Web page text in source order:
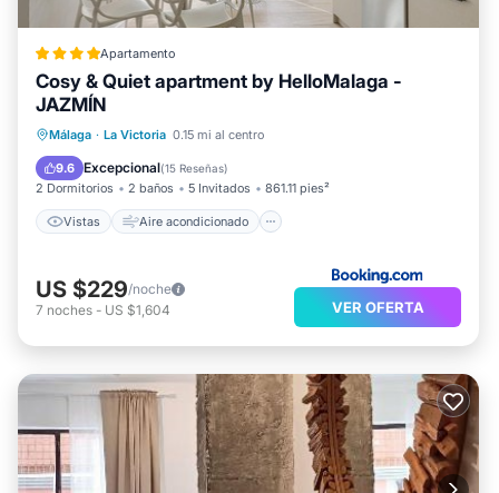
Apartamento
Cosy & Quiet apartment by HelloMalaga -
JAZMÍN
Málaga · La Victoria 0.15 mi al centro
9.6 Excepcional(15 Reseñas)
2 Dormitorios 2 baños 5 Invitados 861.11 pies²
Vistas Aire acondicionado
Vistas Aire acondicionado
Apto para niños
US $229/noche
7 noches - US $1,604 VER OFERTA